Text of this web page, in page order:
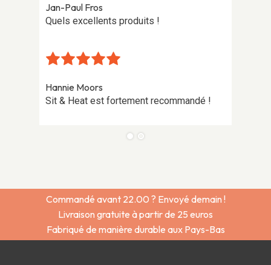
Jan-Paul Fros
Quels excellents produits !
Hannie Moors
Sit & Heat est fortement recommandé !
Commandé avant 22.00 ? Envoyé demain !
Livraison gratuite à partir de 25 euros
Fabriqué de manière durable aux Pays-Bas